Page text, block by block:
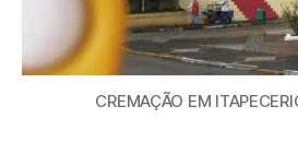
CREMAÇÃO EM